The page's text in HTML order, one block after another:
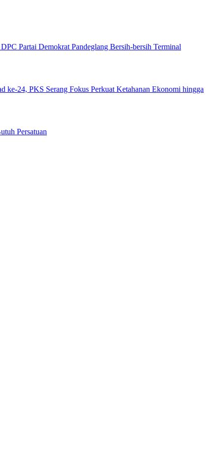
Partai Demokrat Pandeglang Bersih-bersih Terminal
ke-24, PKS Serang Fokus Perkuat Ketahanan Ekonomi hingga
Persatuan